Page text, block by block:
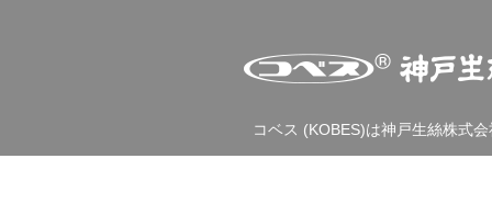
コベス (KOBES)は神戸生絲株式